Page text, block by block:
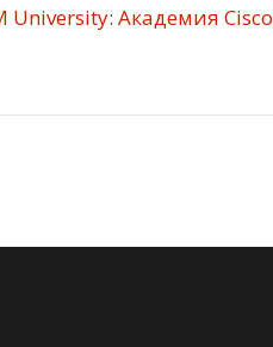
University: Академия Cisco